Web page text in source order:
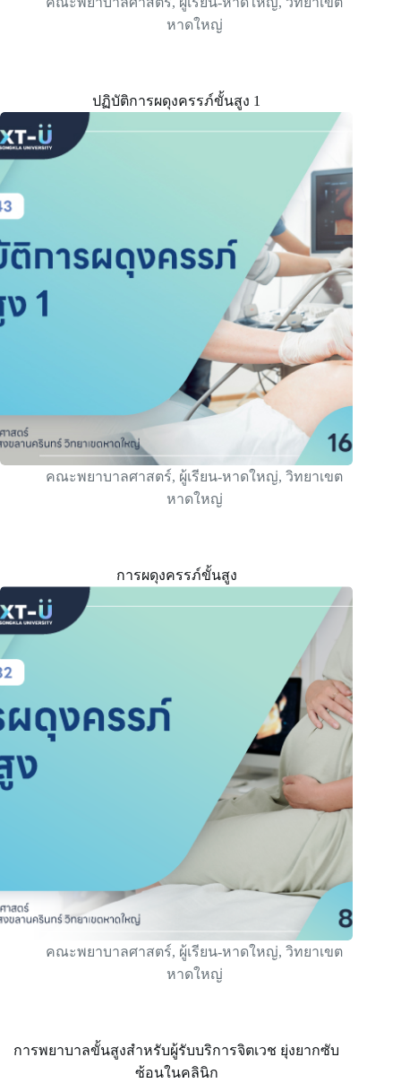
หาดใหญ่
ปฏิบัติการผดุงครรภ์ขั้นสูง 1
คณะพยาบาลศาสตร์, ผู้เรียน-หาดใหญ่,วิทยาเขต
หาดใหญ่
การผดุงครรภ์ขั้นสูง
คณะพยาบาลศาสตร์, ผู้เรียน-หาดใหญ่,วิทยาเขต
หาดใหญ่
การพยาบาลขั้นสูงสำหรับผู้รับบริการจิตเวช ยุ่งยากซับ
ซ้อนในคลินิก